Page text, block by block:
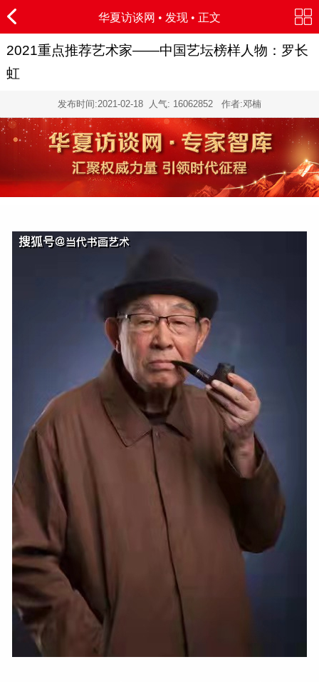
华夏访谈网 • 发现 • 正文
2021重点推荐艺术家——中国艺坛榜样人物：罗长
虹
发布时间:2021-02-18 人气: 16062852 作者:邓楠